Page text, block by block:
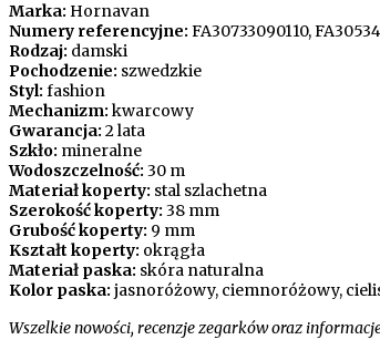
Marka: Hornavan
Numery referencyjne: FA30733090110,
Rodzaj: damski
Pochodzenie: szwedzkie
Styl: fashion
Mechanizm: kwarcowy
Gwarancja: 2 lata
Szkło: mineralne
Wodoszczelność: 30 m
Materiał koperty: stal szlachetna
Szerokość koperty: 38 mm
Grubość koperty: 9 mm
Kształt koperty: okrągła
Materiał paska: skóra naturalna
Kolor paska: jasnoróżowy, ciemnoróżowy,
Wszelkie nowości, recenzje zegarków oraz